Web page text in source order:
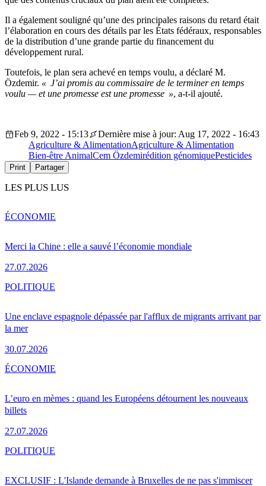
Il a également souligné qu’une des principales raisons du retard était
l’élaboration en cours des détails par les États fédéraux, responsables
de la distribution d’une grande partie du financement du
développement rural.
Toutefois, le plan sera achevé en temps voulu, a déclaré M.
Özdemir. « J’ai promis au commissaire de le terminer en temps
voulu — et une promesse est une promesse », a-t-il ajouté.
Feb 9, 2022 - 15:13
Dernière mise à jour: Aug 17, 2022 - 16:43
Agriculture & AlimentationAgriculture & Alimentation
Bien-être AnimalCem Özdemirédition génomiquePesticides
Print Partager
LES PLUS LUS
Merci la Chine : elle a sauvé l’économie mondiale
27.07.2026
ÉCONOMIE
Une enclave espagnole dépassée par l'afflux de migrants arrivant par
la mer
30.07.2026
POLITIQUE
L’euro en mèmes : quand les Européens détournent les nouveaux
billets
27.07.2026
ÉCONOMIE
EXCLUSIF : L'Islande demande à Bruxelles de ne pas s'immiscer
POLITIQUE